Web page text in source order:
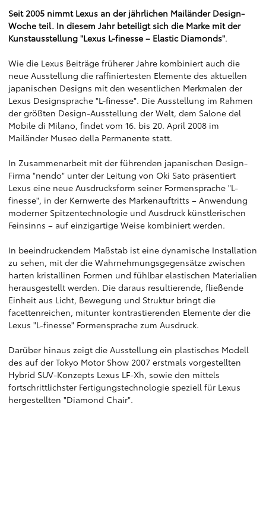
Seit 2005 nimmt Lexus an der jährlichen Mailänder Design-
Woche teil. In diesem Jahr beteiligt sich die Marke mit der
Kunstausstellung "Lexus L-finesse – Elastic Diamonds".
Wie die Lexus Beiträge früherer Jahre kombiniert auch die
neue Ausstellung die raffiniertesten Elemente des aktuellen
japanischen Designs mit den wesentlichen Merkmalen der
Lexus Designsprache "L-finesse". Die Ausstellung im Rahmen
der größten Design-Ausstellung der Welt, dem Salone del
Mobile di Milano, findet vom 16. bis 20. April 2008 im
Mailänder Museo della Permanente statt.
In Zusammenarbeit mit der führenden japanischen Design-
Firma "nendo" unter der Leitung von Oki Sato präsentiert
Lexus eine neue Ausdrucksform seiner Formensprache "L-
finesse", in der Kernwerte des Markenauftritts – Anwendung
moderner Spitzentechnologie und Ausdruck künstlerischen
Feinsinns – auf einzigartige Weise kombiniert werden.
In beeindruckendem Maßstab ist eine dynamische Installation
zu sehen, mit der die Wahrnehmungsgegensätze zwischen
harten kristallinen Formen und fühlbar elastischen Materialien
herausgestellt werden. Die daraus resultierende, fließende
Einheit aus Licht, Bewegung und Struktur bringt die
facettenreichen, mitunter kontrastierenden Elemente der die
Lexus "L-finesse" Formensprache zum Ausdruck.
Darüber hinaus zeigt die Ausstellung ein plastisches Modell
des auf der Tokyo Motor Show 2007 erstmals vorgestellten
Hybrid SUV-Konzepts Lexus LF-Xh, sowie den mittels
fortschrittlichster Fertigungstechnologie speziell für Lexus
hergestellten "Diamond Chair".